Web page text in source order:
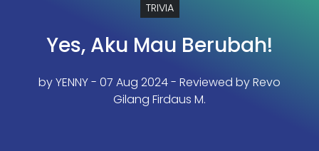
TRIVIA
Yes, Aku Mau Berubah!
byYENNY- 07 Aug 2024 - Reviewed by Revo
Gilang Firdaus M.